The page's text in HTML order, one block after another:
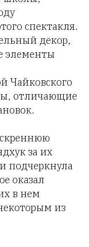
спектакля.
декор,
элементы
Чайковского
отличающие
за их
подчеркнула
оказал
в нем
из